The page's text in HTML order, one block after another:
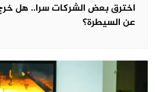
اخترق بعض الشركات سرا.. هل
عن السيطرة؟